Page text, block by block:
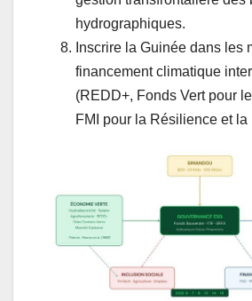
hydrographiques.
Inscrire la Guinée dans les
financement climatique
(REDD+, Fonds Vert pour
FMI pour la Résilience et la